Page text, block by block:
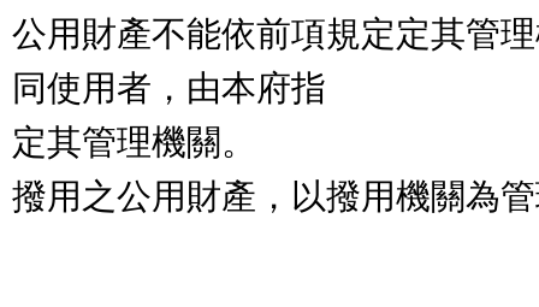
公用財產不能依前項規定定其管
同使用者，由本府指
定其管理機關。
撥用之公用財產，以撥用機關為